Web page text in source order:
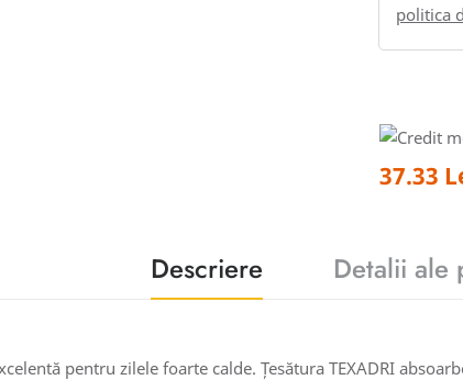
politica
37.33
Descriere Detalii ale
pentru zilele foarte calde. Țesătura TEXADRI